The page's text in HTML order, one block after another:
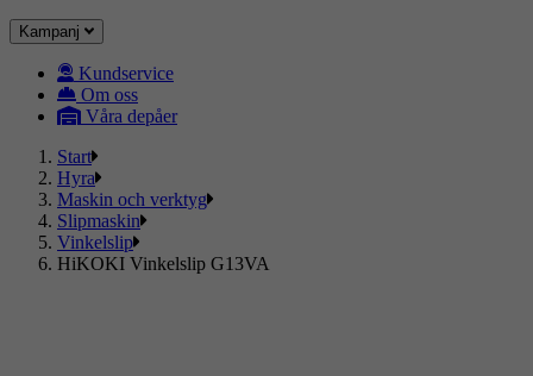
Kampanj
Kundservice
Om oss
Våra depåer
Start
Hyra
Maskin och verktyg
Slipmaskin
Vinkelslip
HiKOKI Vinkelslip G13VA